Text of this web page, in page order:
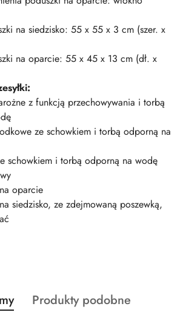
na siedzisko: 55 x 55 x 3 cm (szer. x
na oparcie: 55 x 45 x 13 cm (dł. x
z funkcją przechowywania i torbą
ze schowkiem i torbą odporną na
schowkiem i torbą odporną na wodę
oparcie
siedzisko, ze zdejmowaną poszewką,
produktów
Produkty
Produkty podobne